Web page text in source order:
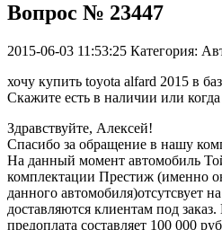
Вопрос № 23447
2015-06-03 11:53:25 Категория:
хочу купить toyota alfard 2015 в
Скажите есть в наличии или когда
Здравствуйте, Алексей!
Спасибо за обращение в нашу
На данный момент автомобиль
комплектации Престиж (именно
данного автомобиля)отсутсвует
доставляются клиентам под
предоплата составляет 100 000